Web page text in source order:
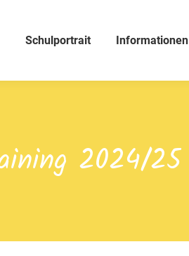
Schulportrait Informationen
2024/25